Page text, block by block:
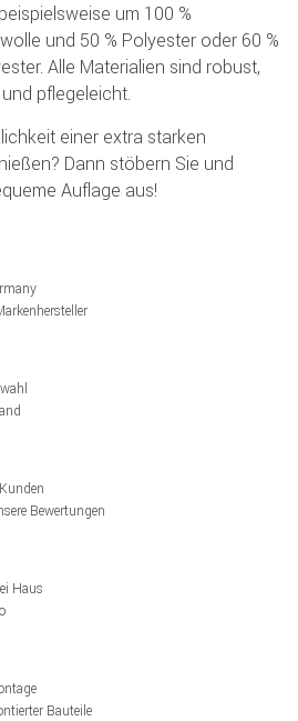
um 100 %
und 50 % Polyester oder 60 %
Alle Materialien sind robust,
pflegeleicht.
einer extra starken
Dann stöbern Sie und
Auflage aus!
Bewertungen
Haus
Bauteile